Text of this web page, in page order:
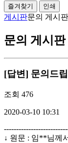
즐겨찾기 인쇄
게시판문의 게시판
문의 게시판
[답변] 문의드
조회 476
2020-03-10 10:31
↓ 원문 : 임**님께